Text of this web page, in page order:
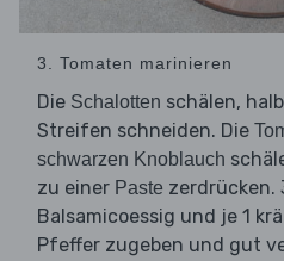
3. Tomaten marinieren
Die Schalotten schälen,
Streifen schneiden. Die
schwarzen Knoblauch
zu einer Paste zerdrücken.
Balsamicoessig und je 1
Pfeffer zugeben und gut